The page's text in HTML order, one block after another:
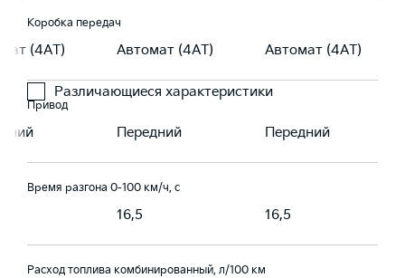
Различающиеся характеристики
Коробка передач
(4АТ) Автомат (4АТ) Автомат (4АТ)
Привод
Передний Передний
Время разгона 0-100 км/ч, с
16,5 16,5
Расход топлива комбинированный, л/100 км